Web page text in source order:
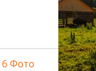
6 Фото